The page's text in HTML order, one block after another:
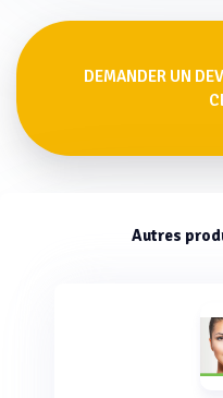
DEMANDER UN
Autres